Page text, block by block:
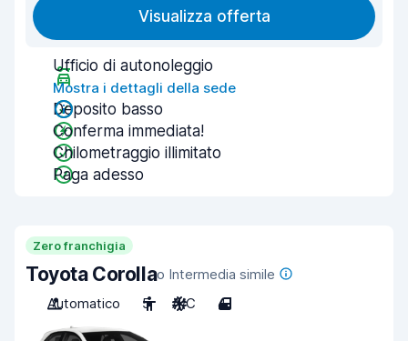
Visualizza offerta
Ufficio di autonoleggio
Mostra i dettagli della sede
Deposito basso
Conferma immediata!
Chilometraggio illimitato
Paga adesso
Zero franchigia
Toyota Corollao Intermedia simile
Automatico
5 A/C 4